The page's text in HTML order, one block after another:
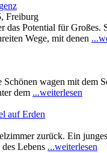
Freiburg
das Potential für
Wege, mit denen
wagen mit
dem ...weiterlesen
auf Erden
zurück. Ein
Lebens ...weiterlesen